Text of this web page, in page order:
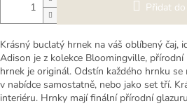
Přidat
Krásný buclatý hrnek na váš oblíbený čaj,
Adison je z kolekce Bloomingville, přírodní
hrnek je originál. Odstín každého hrnku
v nabídce samostatně, nebo jako set tří.
interiéru. Hrnky mají finální přírodní